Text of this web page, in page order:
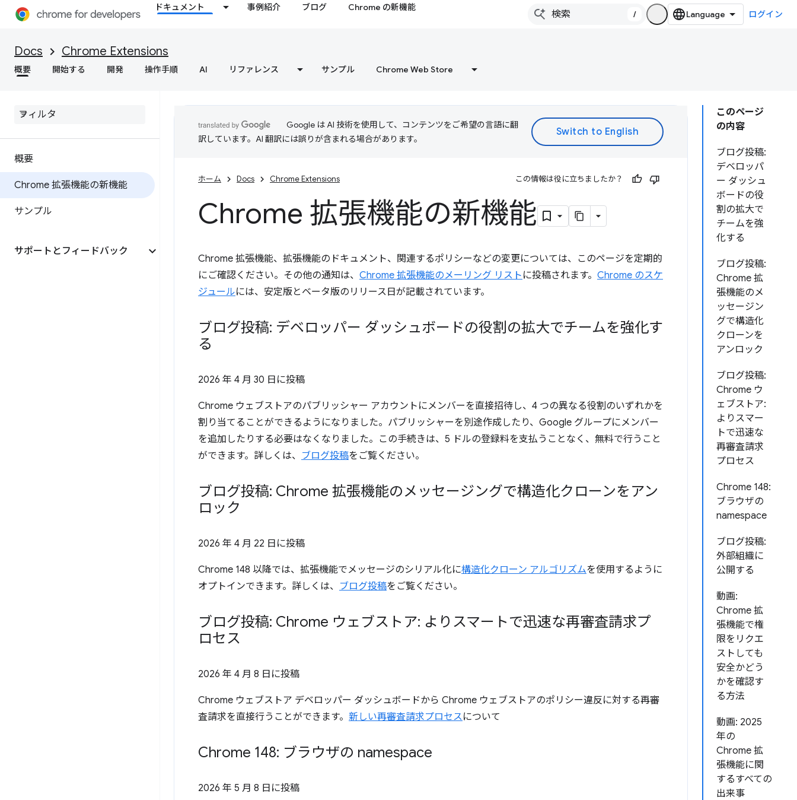
ドキュメント 事例紹介 ブログ Chrome の新機能
/ ログイン
Docs Chrome Extensions
概要 開始する 開発 操作手順 AI リファレンス サンプル Chrome Web Store
概要
Chrome 拡張機能の新機能
サンプル
サポートとフィードバック
このページ
の内容
ブログ投稿:
デベロッパ
ー ダッシュ
ボードの役
割の拡大で
チームを強
化する
ブログ投稿:
Chrome 拡
張機能のメ
ッセージン
グで構造化
クローンを
アンロック
ブログ投稿:
Chrome ウ
ェブストア:
よりスマー
トで迅速な
再審査請求
プロセス
Chrome 148:
ブラウザの
namespace
ブログ投稿:
外部組織に
公開する
動画:
Chrome 拡
張機能で権
限をリクエ
ストしても
安全かどう
かを確認す
る方法
動画: 2025
年の
Chrome 拡
張機能に関
するすべての
出来事
Google は AI 技術を使用して、コンテンツをご希望の言語に翻
訳しています。AI 翻訳には誤りが含まれる場合があります。
ホーム Docs Chrome Extensions この情報は役に立ちましたか？
Chrome 拡張機能の新機能
Chrome 拡張機能、拡張機能のドキュメント、関連するポリシーなどの変更については、このページを定期的
にご確認ください。その他の通知は、 Chrome 拡張機能のメーリング リスト に投稿されます。 Chrome のスケ
ジュールには、安定版とベータ版のリリース日が記載されています。
ブログ投稿: デベロッパー ダッシュボードの役割の拡大でチームを強化す
る
2026 年 4 月 30 日 に投稿
Chrome ウェブストアのパブリッシャー アカウントにメンバーを直接招待し、4 つの異なる役割のいずれかを
割り当てることができるようになりました。パブリッシャーを別途作成したり、Google グループにメンバー
を追加したりする必要はなくなりました。この手続きは、5 ドルの登録料を支払うことなく、無料で行うこと
ができます。詳しくは、 ブログ投稿をご覧ください。
ブログ投稿: Chrome 拡張機能のメッセージングで構造化クローンをアン
ロック
2026 年 4 月 22 日 に投稿
Chrome 148 以降では、拡張機能でメッセージのシリアル化に構造化クローン アルゴリズムを使用するように
オプトインできます。詳しくは、 ブログ投稿をご覧ください。
ブログ投稿: Chrome ウェブストア: よりスマートで迅速な再審査請求プ
ロセス
2026 年 4 月 8 日 に投稿
Chrome ウェブストア デベロッパー ダッシュボードから Chrome ウェブストアのポリシー違反に対する再審
査請求を直接行うことができます。 新しい再審査請求プロセスについて
Chrome 148: ブラウザの namespace
2026 年 5 月 8 日 に投稿